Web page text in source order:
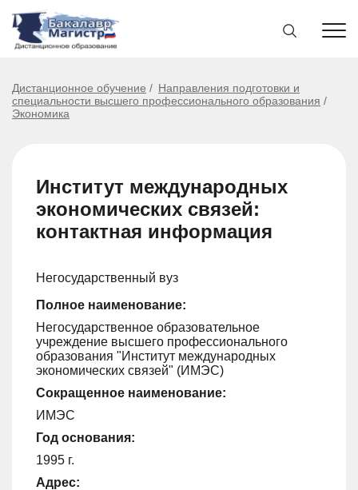
Дистанционное обучение
Направления подготовки и
специальности высшего профессионального образования
Экономика
Институт международных
экономических связей:
контактная информация
Негосударственный вуз
Полное наименование:
Негосударственное образовательное
учреждение высшего профессионального
образования "Институт международных
экономических связей" (ИМЭС)
Сокращенное наименование:
ИМЭС
Год основания:
1995 г.
Адрес: